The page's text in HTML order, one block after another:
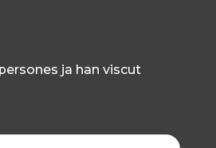
ja han viscut